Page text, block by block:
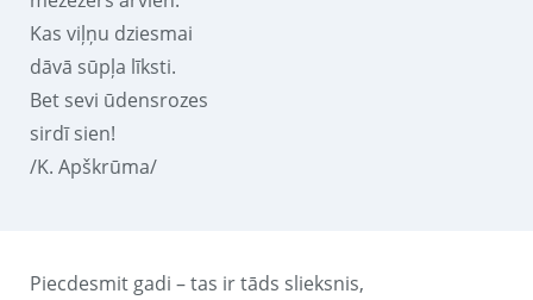
Kas viļņu dziesmai
dāvā sūpļa līksti.
Bet sevi ūdensrozes
sirdī sien!
/K. Apškrūma/
Piecdesmit gadi – tas ir tāds slieksnis,